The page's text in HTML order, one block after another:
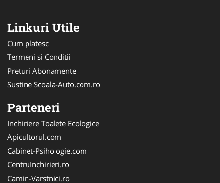
Linkuri Utile
Cum platesc
Termeni si Conditii
Preturi Abonamente
Sustine Scoala-Auto.com.ro
Parteneri
Inchiriere Toalete Ecologice
Apicultorul.com
Cabinet-Psihologie.com
CentruInchirieri.ro
Camin-Varstnici.ro